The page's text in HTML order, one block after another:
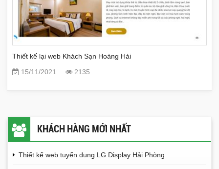
Thiết kế lại web Khách Sạn Hoàng Hải
15/11/2021
2135
KHÁCH HÀNG MỚI NHẤT
Thiết kế web tuyển dụng LG Display Hải Phòng